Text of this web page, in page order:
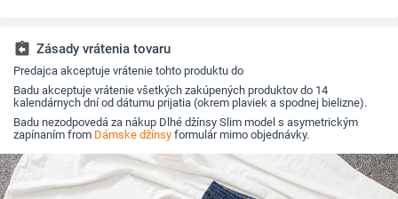
assignment_return Zásady vrátenia tovaru
Predajca akceptuje vrátenie tohto produktu do
Badu akceptuje vrátenie všetkých zakúpených produktov do 14
kalendárnych dní od dátumu prijatia (okrem plaviek a spodnej bielizne).
Badu nezodpovedá za nákup Dlhé džínsy Slim model s asymetrickým
zapínaním from Dámske džínsy formulár mimo objednávky.